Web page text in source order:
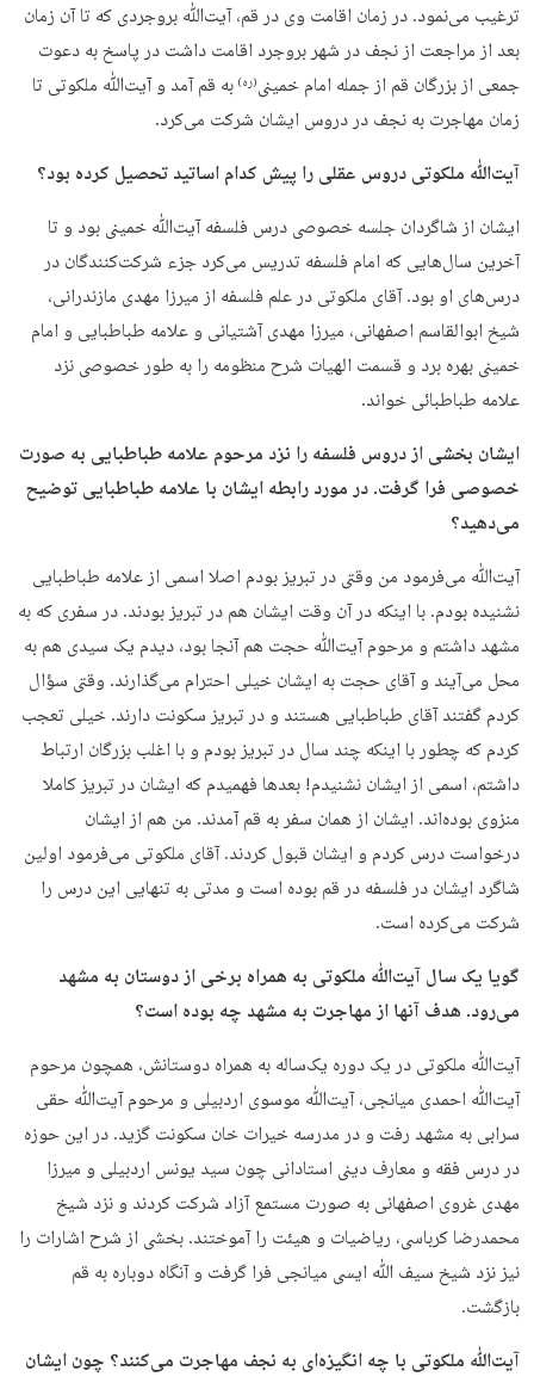
ترغیب می‌نمود. در زمان اقامت وی در قم، آیت‌ﷲ بروجردی که تا آن زمان
بعد از مراجعت از نجف در شهر بروجرد اقامت داشت در پاسخ به دعوت
جمعی از بزرگان قم از جمله امام خمینی(ره) به قم آمد و آیت‌ﷲ ملکوتی تا
زمان مهاجرت به نجف در دروس ایشان شرکت می‌کرد.
آیت‌ﷲ ملکوتی دروس عقلی را پیش کدام اساتید تحصیل کرده بود؟
ایشان از شاگردان جلسه خصوصی درس فلسفه آیت‌ﷲ خمینی بود و تا
آخرین سال‌هایی که امام فلسفه تدریس می‌کرد جزء شرکت‌کنندگان در
درس‌های او بود. آقای ملکوتی در علم فلسفه از میرزا مهدی مازندرانی،
شیخ ابوالقاسم اصفهانی، میرزا مهدی آشتیانی و علامه طباطبایی و امام
خمینی بهره برد و قسمت الهیات شرح منظومه را به طور خصوصی نزد
علامه طباطبائی خواند.
ایشان بخشی از دروس فلسفه را نزد مرحوم علامه طباطبایی به صورت
خصوصی فرا گرفت. در مورد رابطه ایشان با علامه طباطبایی توضیح
می‌دهید؟
آیت‌ﷲ می‌فرمود من وقتی در تبریز بودم اصلا اسمی از علامه طباطبایی
نشنیده بودم. با اینکه در آن وقت ایشان هم در تبریز بودند. در سفری که به
مشهد داشتم و مرحوم آیت‌ﷲ حجت هم آنجا بود، دیدم یک سیدی هم به
محل می‌آیند و آقای حجت به ایشان خیلی احترام می‌گذارند. وقتی سؤال
کردم گفتند آقای طباطبایی هستند و در تبریز سکونت دارند. خیلی تعجب
کردم که چطور با اینکه چند سال در تبریز بودم و با اغلب بزرگان ارتباط
داشتم، اسمی از ایشان نشنیدم! بعدها فهمیدم که ایشان در تبریز کاملا
منزوی بوده‌اند. ایشان از همان سفر به قم آمدند. من هم از ایشان
درخواست درس کردم و ایشان قبول کردند. آقای ملکوتی می‌فرمود اولین
شاگرد ایشان در فلسفه در قم بوده است و مدتی به تنهایی این درس را
شرکت می‌کرده است.
گویا یک سال آیت‌ﷲ ملکوتی به همراه برخی از دوستان به مشهد
می‌رود. هدف آنها از مهاجرت به مشهد چه بوده است؟
آیت‌ﷲ ملکوتی در یک دوره یک‌ساله به همراه دوستانش، همچون مرحوم
آیت‌ﷲ احمدی میانجی، آیت‌ﷲ موسوی اردبیلی و مرحوم آیت‌ﷲ حقی
سرابی به مشهد رفت و در مدرسه خیرات خان سکونت گزید. در این حوزه
در درس فقه و معارف دینی استادانی چون سید یونس اردبیلی و میرزا
مهدی غروی اصفهانی به صورت مستمع آزاد شرکت کردند و نزد شیخ
محمدرضا کرباسی، ریاضیات و هیئت را آموختند. بخشی از شرح اشارات را
نیز نزد شیخ سیف ﷲ ایسی میانجی فرا گرفت و آنگاه دوباره به قم
بازگشت.
آیت‌ﷲ ملکوتی با چه انگیزه‌ای به نجف مهاجرت می‌کنند؟ چون ایشان